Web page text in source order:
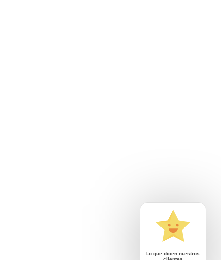
Lo que dicen nuestros
clientes